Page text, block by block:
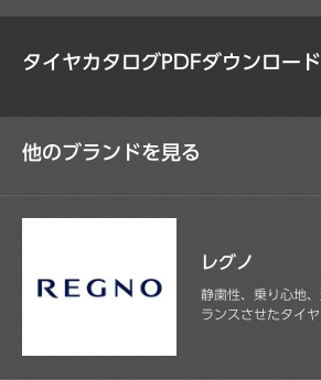
タイヤカタログPDFダウンロード
他のブランドを見る
レグノ
静粛性、乗り心地
ランスさせたタイ